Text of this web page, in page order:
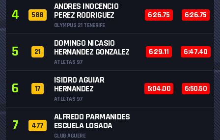
4 588
ANDRES INOCENCIO
PEREZ RODRIGUEZ
OLYMPUS 21 TENERIFE
6:26.75 6:26.75
5 21
DOMINGO NICASIO
HERNANDEZ GONZALEZ
ATLETAS 97
6:29.11 6:47.40
6 17
ISIDRO AGUIAR
HERNANDEZ
ATLETAS 97
5:04.00 6:50.50
7 477
ALFREDO PARMANIDES
ESCUELA LOSADA
CLUB AGUERE